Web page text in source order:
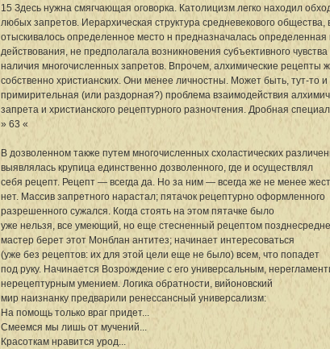
15 Здесь нужна смягчающая оговорка. Католицизм легко находил
любых запретов. Иерархическая структура средневекового общества,
отыскивалось определенное место н предназначалась определенная
действования, не предполагала возникновения субъективного
наличия многочисленных запретов. Впрочем, алхимические рецепты
собственно христианских. Они менее личностны. Может быть, тут-то и
примирительная (или раздорная?) проблема взаимодействия
запрета и христианского рецептурного разночтения. Дробная
» 63 «
В дозволенном также путем многочисленных схоластических
выявлялась крупица единственно дозволенного, где и осуществлял
себя рецепт. Рецепт — всегда да. Но за ним — всегда же не менее
нет. Массив запретного нарастал; пятачок рецептурно оформленного
разрешенного сужался. Когда стоять на этом пятачке было
уже нельзя, все умеющий, но еще стесненный рецептом
мастер берет этот Монблан антитез; начинает интересоваться
(уже без рецептов: их для этой цели еще не было) всем, что попадет
под руку. Начинается Возрождение с его универсальным,
нерецептурным умением. Логика обратности, вийоновский
мир наизнанку предварили ренессансный универсализм:
На помощь только враг придет...
Смеемся мы лишь от мучений...
Красоткам нравится урод...